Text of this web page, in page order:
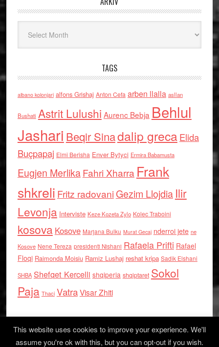
TAGS
albano kolonjari alfons Grishaj Anton Cefa arben llalla asllan
Bushati Astrit Lulushi Aurenc Bebja Behlul
Jashari Beqir Sinadalip grecaElida
Buçpapaj Elmi Berisha Enver Bytyci Ermira Babamusta
Eugjen MerlikaFahri Xharra Frank
shkreli Fritz radovaniGezim Llojdia Ilir
Levonja Interviste Keze Kozeta Zylo Kolec Traboini
kosova Kosove Marjana Bulku Murat Gecaj nderroi jete ne
Kosove Nene Tereza presidenti Nishani Rafaela Prifti Rafael
Floqi Raimonda Moisiu Ramiz Lushaj reshat kripa Sadik Elshani
SHBA Shefqet Kercelli shqiperia shqiptaret Sokol
Paja Thaci VatraVisar Zhiti
This website uses cookies to improve your experience. We'll
assume you're ok with this, but you can opt-out if you wish.